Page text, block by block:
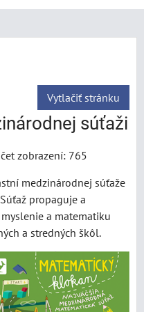
Vytlačiť stránku
súťaži
zobrazení: 765
medzinárodnej súťaže
propaguje a
a matematiku
a stredných škôl.